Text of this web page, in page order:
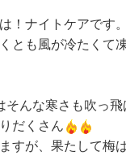
！ナイトケアです。
とも風が冷たくて
そんな寒さも吹っ
だくさん
すが、果たして梅